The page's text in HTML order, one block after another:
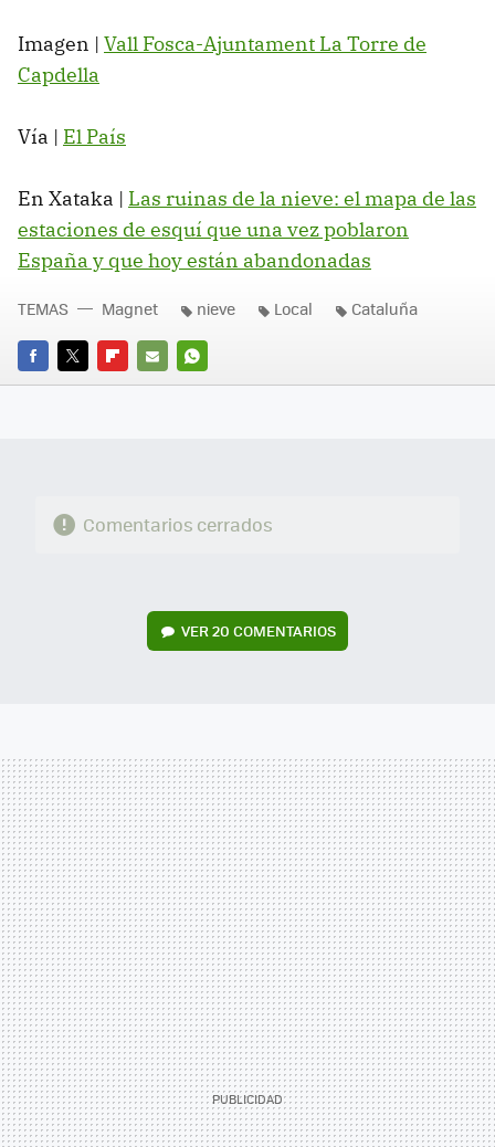
Imagen | Vall Fosca-Ajuntament La Torre de
Capdella
Vía | El País
En Xataka | Las ruinas de la nieve: el mapa de las
estaciones de esquí que una vez poblaron
España y que hoy están abandonadas
FACEBOOK
TWITTERFLIPBOARD
E-
WHATSAPP
TEMAS Magnet nieve Local Cataluña
Comentarios cerrados
VER 20 COMENTARIOS